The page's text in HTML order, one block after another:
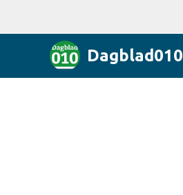
Dagblad010